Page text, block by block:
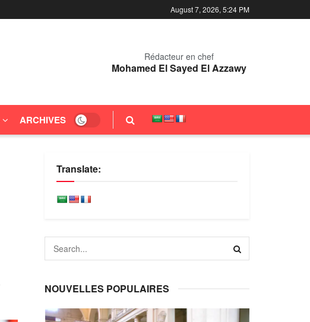
August 7, 2026, 5:24 PM
Rédacteur en chef
Mohamed El Sayed El Azzawy
ARCHIVES
Translate:
NOUVELLES POPULAIRES